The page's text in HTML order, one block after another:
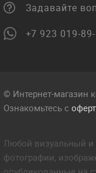
Задавайте
+7 923 019-
© Интернет-магазин
Ознакомьтесь с
Любой визуальный и
фотографии,